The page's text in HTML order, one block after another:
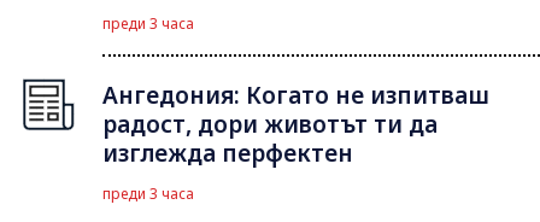
преди 3 часа
Ангедония: Когато не изпитваш
радост, дори животът ти да
изглежда перфектен
преди 3 часа